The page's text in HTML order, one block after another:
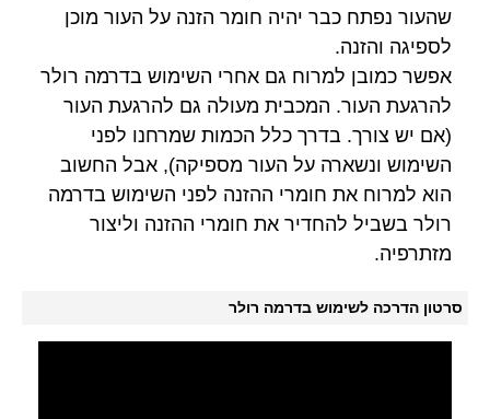
שהעור נפתח כבר יהיה חומר הזנה על העור מוכן
לספיגה והזנה.
אפשר כמובן למרוח גם אחרי השימוש בדרמה רולר
להרגעת העור. המכבית מעולה גם להרגעת העור
(אם יש צורך. בדרך כלל הכמות שמרחנו לפני
השימוש ונשארה על העור מספיקה), אבל החשוב
הוא למרוח את חומרי ההזנה לפני השימוש בדרמה
רולר בשביל להחדיר את חומרי ההזנה וליצור
מזתרפיה.
סרטון הדרכה לשימוש בדרמה רולר